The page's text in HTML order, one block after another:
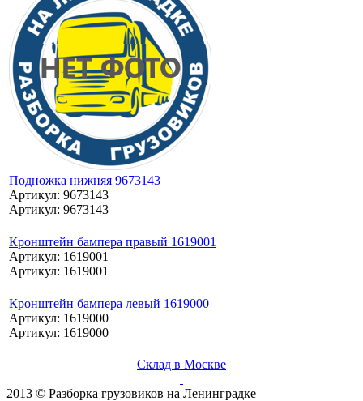
Подножка нижняя 9673143
Артикул: 9673143
Артикул: 9673143
Кронштейн бампера правый 1619001
Артикул: 1619001
Артикул: 1619001
Кронштейн бампера левый 1619000
Артикул: 1619000
Артикул: 1619000
Склад в Москве
2013 © Разборка грузовиков на Ленинградке